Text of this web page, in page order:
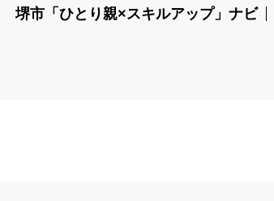
堺市「ひとり親×スキルアップ」ナビ